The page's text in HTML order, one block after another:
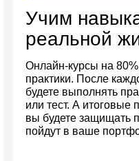
Учим
реальной
Онлайн-курсы на 80%
практики. После
будете выполнять
или тест. А итоговые
вы будете защищать
пойдут в ваше